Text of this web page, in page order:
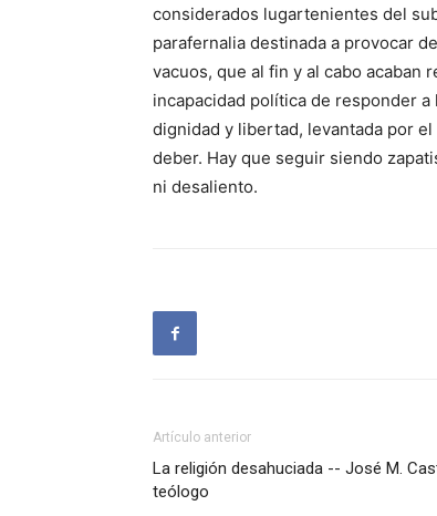
considerados lugartenientes del
parafernalia destinada a provocar
vacuos, que al fin y al cabo acaban
incapacidad política de responder
dignidad y libertad, levantada por
deber. Hay que seguir siendo
ni desaliento.
Artículo anterior
La religión desahuciada -- José M.
teólogo